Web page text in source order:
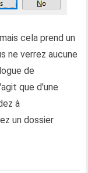
cela prend un
ne verrez aucune
de
que d'une
à
un dossier